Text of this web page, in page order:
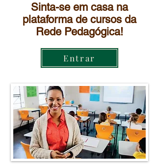
Sinta-se em casa na
plataforma de cursos da
Rede Pedagógica!
Entrar